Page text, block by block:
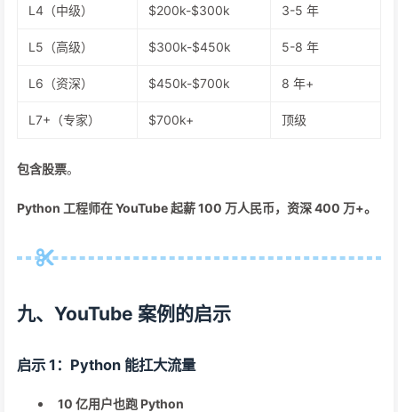
L4（中级） $200k-$300k 3-5 年
L5（高级） $300k-$450k 5-8 年
L6（资深） $450k-$700k 8 年+
L7+（专家） $700k+ 顶级
包含股票。
Python 工程师在 YouTube 起薪 100 万人民币，资深 400 万+。
九、YouTube 案例的启示
启示 1：Python 能扛大流量
10 亿用户也跑 Python